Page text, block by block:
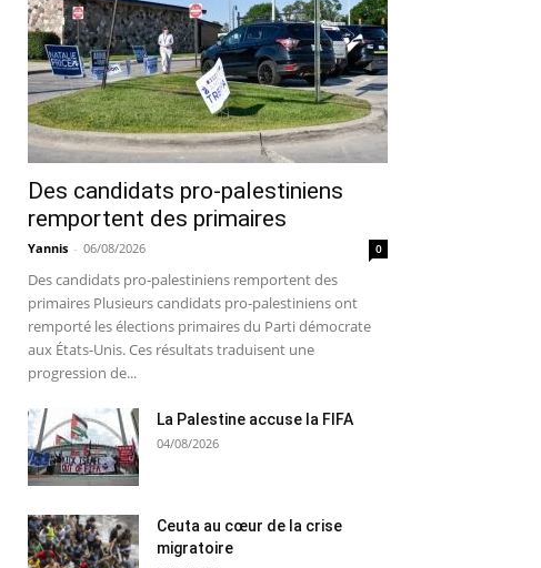
Des candidats pro-palestiniens
remportent des primaires
Yannis - 06/08/2026 0
Des candidats pro-palestiniens remportent des
primaires Plusieurs candidats pro-palestiniens ont
remporté les élections primaires du Parti démocrate
aux États-Unis. Ces résultats traduisent une
progression de...
La Palestine accuse la FIFA
04/08/2026
Ceuta au cœur de la crise
migratoire